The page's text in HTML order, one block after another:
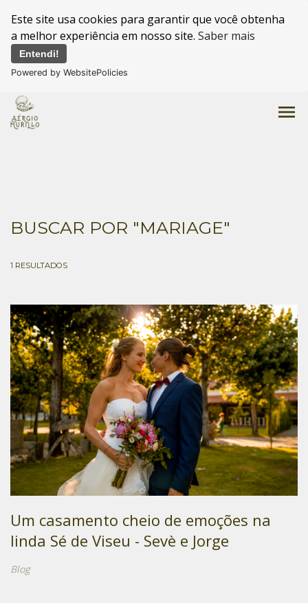
Este site usa cookies para garantir que você obtenha
a melhor experiência em nosso site. Saber mais
Entendi!
Powered by WebsitePolicies
menu
BUSCAR POR "MARIAGE"
1 RESULTADOS
Um casamento cheio de emoções na
linda Sé de Viseu - Sevè e Jorge
Blog